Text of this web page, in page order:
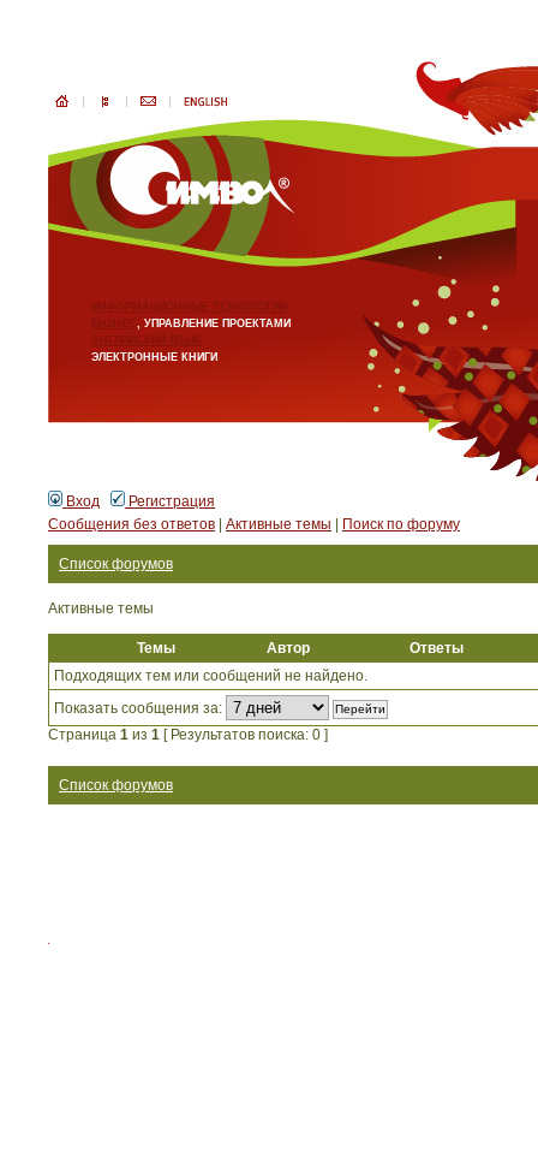
ИНФОРМАЦИОННЫЕ ТЕХНОЛОГИИ
БИЗНЕС, УПРАВЛЕНИЕ ПРОЕКТАМИ
АНГЛИЙСКИЙ ЯЗЫК
ЭЛЕКТРОННЫЕ КНИГИ
Вход
Регистрация
Сообщения без ответов
Активные темы Поиск по форуму
Список форумов
Активные темы
Темы Автор
Ответы
Подходящих тем или сообщений не найдено.
Показать сообщения за:
Страница 1 из 1 [ Результатов поиска: 0 ]
Список форумов